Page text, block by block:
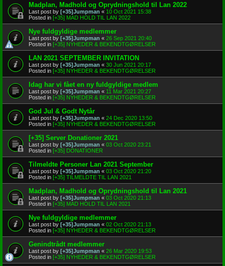
Madplan, Madhold og Oprydningshold til Lan 2022
Last post by [+35]Jumpman « 10 Oct 2021 15:38
Posted in [+35] MAD HOLD TIL LAN 2022
Nye fuldgyldige medlemmer
Last post by [+35]Jumpman « 26 Sep 2021 20:40
Posted in [+35] NYHEDER & BEKENDTGØRELSER
LAN 2021 SEPTEMBER INVITATION
Last post by [+35]Jumpman « 30 Jun 2021 20:17
Posted in [+35] NYHEDER & BEKENDTGØRELSER
Idag har vi fået en ny fuldgyldige medlem
Last post by [+35]Jumpman « 11 Mar 2021 20:27
Posted in [+35] NYHEDER & BEKENDTGØRELSER
God Jul & Godt Nytår
Last post by [+35]Jumpman « 24 Dec 2020 13:50
Posted in [+35] NYHEDER & BEKENDTGØRELSER
[+35] Server Donationer 2021
Last post by [+35]Jumpman « 03 Oct 2020 23:21
Posted in [+35] DONATIONER
Tilmeldte Personer Lan 2021 September
Last post by [+35]Jumpman « 03 Oct 2020 21:20
Posted in [+35] TILMELDTE TIL LAN 2021
Madplan, Madhold og Oprydningshold til Lan 2021
Last post by [+35]Jumpman « 03 Oct 2020 21:13
Posted in [+35] MAD HOLD TIL LAN 2021
Nye fuldgyldige medlemmer
Last post by [+35]Jumpman « 02 Oct 2020 21:13
Posted in [+35] NYHEDER & BEKENDTGØRELSER
Genindtrådt medlemmer
Last post by [+35]Jumpman « 26 Mar 2020 19:53
Posted in [+35] NYHEDER & BEKENDTGØRELSER